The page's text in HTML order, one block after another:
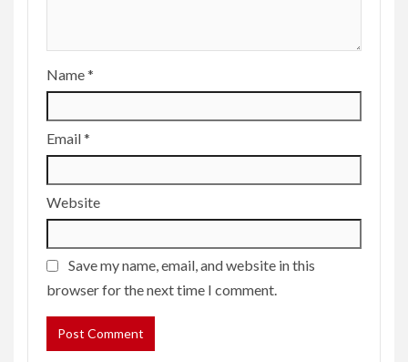
Name*
Email*
Website
Save my name, email, and website in this
browser for the next time I comment.